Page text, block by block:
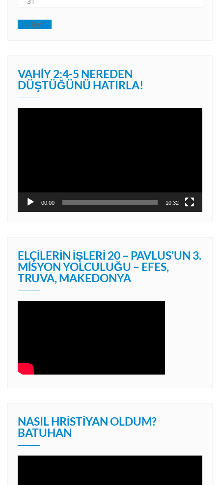
« Tem
VAHIY 2:4-5 NEREDEN
DÜŞTÜĞÜNÜ HATIRLA!
00:00 10:32
ELÇILERIN İŞLERI 20 – PAVLUS’UN 3.
MISYON YOLCULUĞU – EFES,
TRUVA, MAKEDONYA
NASIL HRISTIYAN OLDUM?
BATUHAN